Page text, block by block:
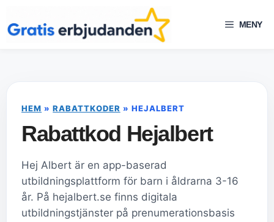
till
innehåll
MENY
HEM »RABATTKODER » HEJALBERT
Rabattkod Hejalbert
Hej Albert är en app-baserad
utbildningsplattform för barn i åldrarna 3-16
år. På hejalbert.se finns digitala
utbildningstjänster på prenumerationsbasis